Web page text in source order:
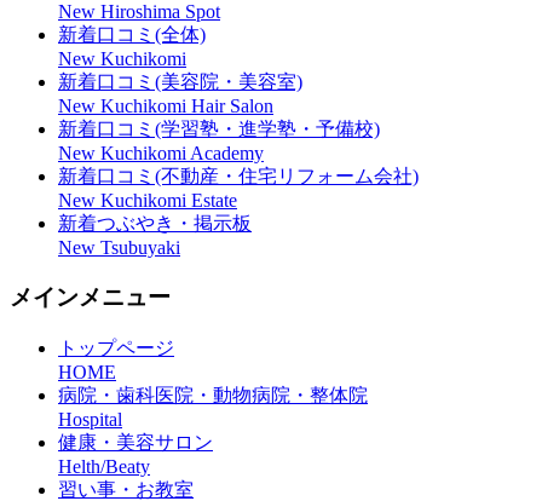
New Hiroshima Spot
新着口コミ(全体)
New Kuchikomi
新着口コミ(美容院・美容室)
New Kuchikomi Hair Salon
新着口コミ(学習塾・進学塾・予備校)
New Kuchikomi Academy
新着口コミ(不動産・住宅リフォーム会社)
New Kuchikomi Estate
新着つぶやき・掲示板
New Tsubuyaki
メインメニュー
トップページ
HOME
病院・歯科医院・動物病院・整体院
Hospital
健康・美容サロン
Helth/Beaty
習い事・お教室